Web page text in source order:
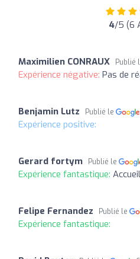
4/5 (6
Maximilien CONRAUX Publié
Expérience négative: Pas de
Benjamin Lutz Publié le
Expérience positive:
Gerard fortym Publié le
Expérience fantastique:
Felipe Fernandez Publié le
Expérience fantastique: